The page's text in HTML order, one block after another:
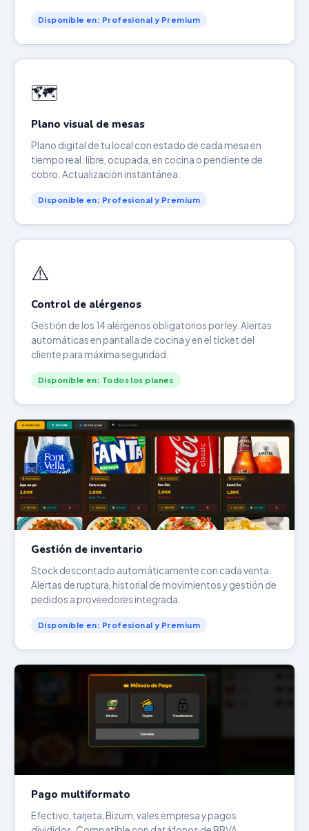
Disponible en: Profesional y Premium
🗺️
Plano visual de mesas
Plano digital de tu local con estado de cada mesa en
tiempo real: libre, ocupada, en cocina o pendiente de
cobro. Actualización instantánea.
Disponible en: Profesional y Premium
⚠️
Control de alérgenos
Gestión de los 14 alérgenos obligatorios por ley. Alertas
automáticas en pantalla de cocina y en el ticket del
cliente para máxima seguridad.
Disponible en: Todos los planes
Gestión de inventario
Stock descontado automáticamente con cada venta.
Alertas de ruptura, historial de movimientos y gestión de
pedidos a proveedores integrada.
Disponible en: Profesional y Premium
Pago multiformato
Efectivo, tarjeta, Bizum, vales empresa y pagos